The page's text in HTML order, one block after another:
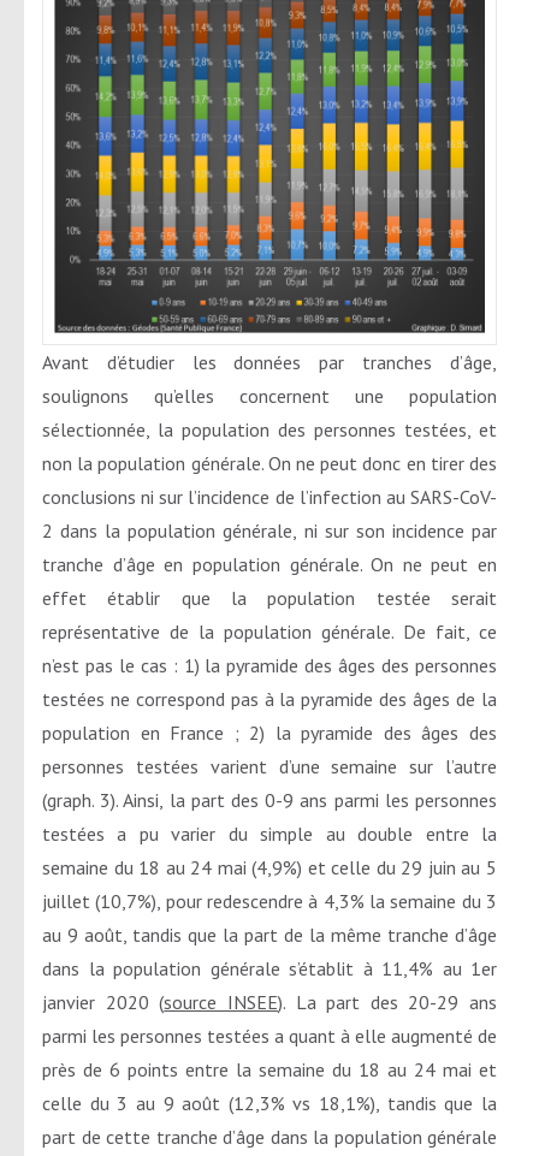
Avant d’étudier les données par tranches d’âge,
soulignons qu’elles concernent une population
sélectionnée, la population des personnes testées, et
non la population générale. On ne peut donc en tirer des
conclusions ni sur l’incidence de l’infection au SARS-CoV-
2 dans la population générale, ni sur son incidence par
tranche d’âge en population générale. On ne peut en
effet établir que la population testée serait
représentative de la population générale. De fait, ce
n’est pas le cas : 1) la pyramide des âges des personnes
testées ne correspond pas à la pyramide des âges de la
population en France ; 2) la pyramide des âges des
personnes testées varient d’une semaine sur l’autre
(graph. 3). Ainsi, la part des 0-9 ans parmi les personnes
testées a pu varier du simple au double entre la
semaine du 18 au 24 mai (4,9%) et celle du 29 juin au 5
juillet (10,7%), pour redescendre à 4,3% la semaine du 3
au 9 août, tandis que la part de la même tranche d’âge
dans la population générale s’établit à 11,4% au 1er
janvier 2020 (source INSEE). La part des 20-29 ans
parmi les personnes testées a quant à elle augmenté de
près de 6 points entre la semaine du 18 au 24 mai et
celle du 3 au 9 août (12,3% vs 18,1%), tandis que la
part de cette tranche d’âge dans la population générale